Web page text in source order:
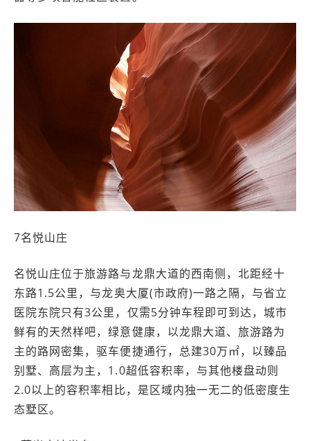
7名悦山庄
名悦山庄位于旅游路与龙鼎大道的西南侧，北距经十
东路1.5公里，与龙奥大厦(市政府)一路之隔，与省立
医院东院只有3公里，仅需5分钟车程即可到达，城市
鲜有的天然样吧，绿意健康，以龙鼎大道、旅游路为
主的路网密集，驱车便捷通行，总建30万㎡，以臻品
别墅、高层为主，1.0超低容积率，与其他楼盘动则
2.0以上的容积率相比，是区域内独一无二的低密度生
态墅区。